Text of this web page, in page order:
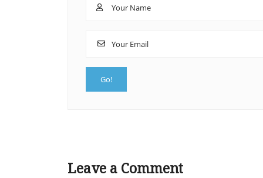
Leave a Comment